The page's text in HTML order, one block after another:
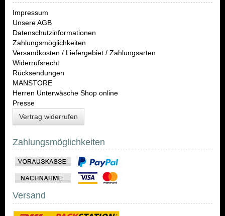
Impressum
Unsere AGB
Datenschutzinformationen
Zahlungsmöglichkeiten
Versandkosten / Liefergebiet / Zahlungsarten
Widerrufsrecht
Rücksendungen
MANSTORE
Herren Unterwäsche Shop online
Presse
Vertrag widerrufen
Zahlungsmöglichkeiten
Versand